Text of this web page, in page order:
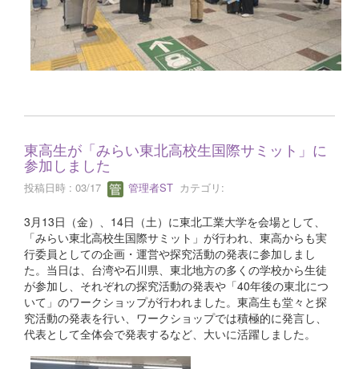
東高生が「みらい東北高校生国際サミット」に
参加しました
投稿日時 : 03/17 管理者ST カテゴリ:
3月13日（金）、14日（土）に東北工業大学を会場として、
「みらい東北高校生国際サミット」が行われ、東高からも実
行委員としての企画・運営や探究活動の発表に参加しまし
た。当日は、台湾や石川県、東北地方の多くの学校から生徒
が参加し、それぞれの探究活動の発表や「40年後の東北につ
いて」のワークショップが行われました。東高生も堂々と探
究活動の発表を行い、ワークショップでは積極的に発言し、
代表として全体会で発表するなど、大いに活躍しました。